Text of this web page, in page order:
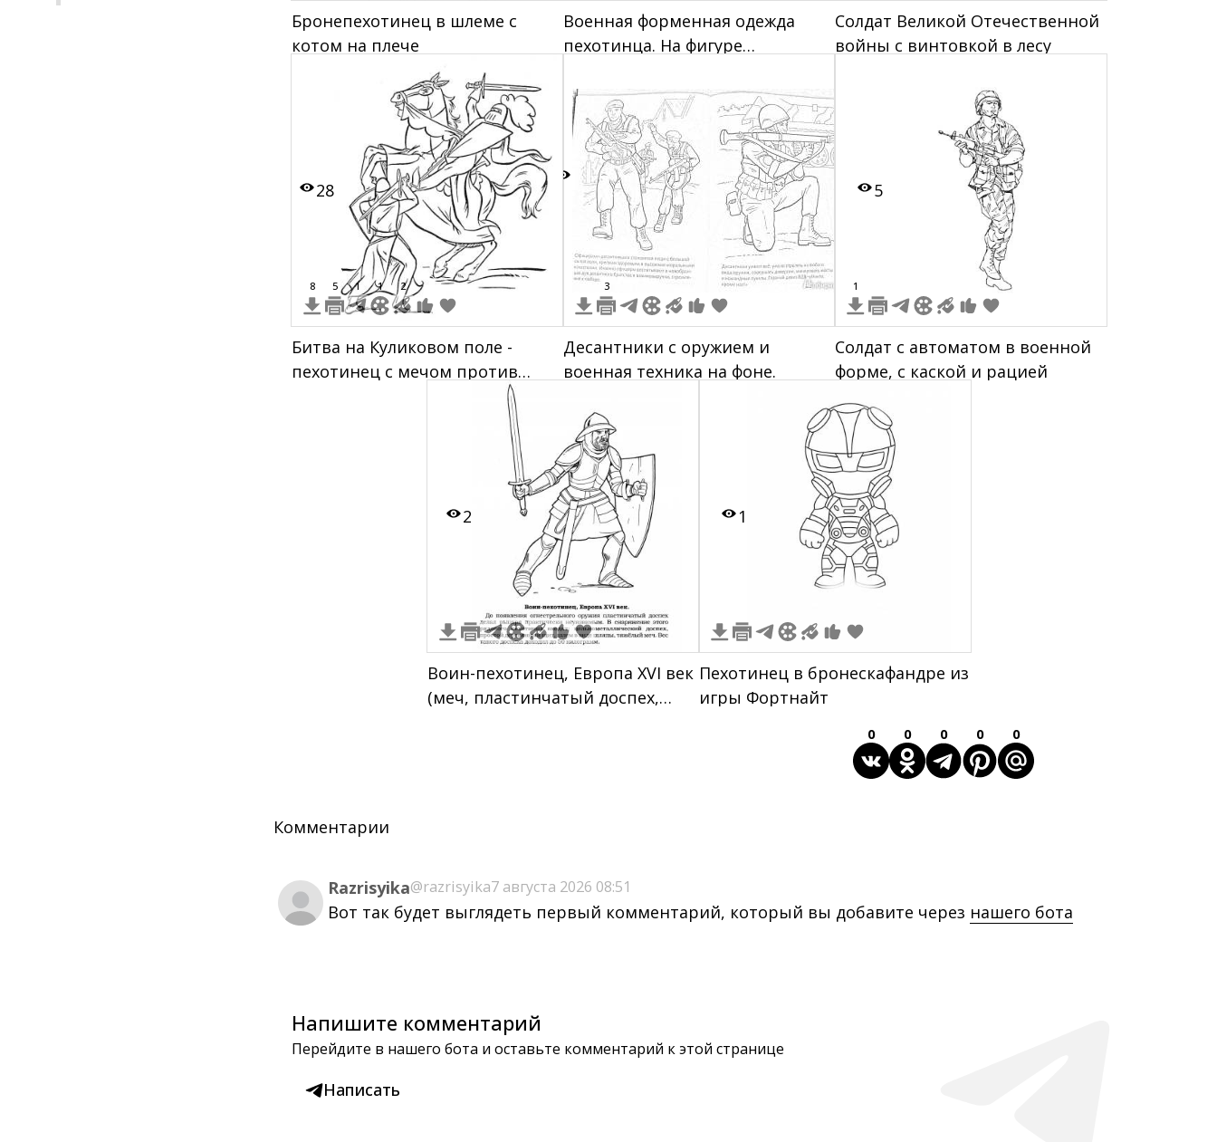
Бронепехотинец в шлеме с
котом на плече
Военная форменная одежда
пехотинца. На фигуре
элементы: камуфляжная форма
(куртка и брюки), береты,
армейские ботинки, ремень,
часы, рюкзак, вооружение
(автомат).
Солдат Великой Отечественной
войны с винтовкой в лесу
28
8 5 1 1 2
Битва на Куликовом поле -
пехотинец с мечом против
всадника с мечом на лошади
3
Десантники с оружием и
военная техника на фоне.
5
1
Солдат с автоматом в военной
форме, с каской и рацией
2
Воин-пехотинец, Европа XVI век
(меч, пластинчатый доспех,
1
Пехотинец в бронескафандре из
игры Фортнайт
0 0 0 0 0
Комментарии
Razrisyika@razrisyika7 августа 2026 08:51
Вот так будет выглядеть первый комментарий, который вы добавите через нашего бота
Напишите комментарий
Перейдите в нашего бота и оставьте комментарий к этой странице
Написать